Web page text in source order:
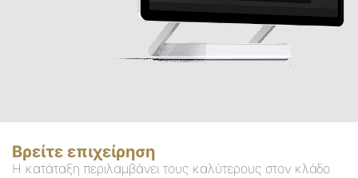
Βρείτε επιχείρηση
Η κατάταξη περιλαμβάνει τους καλύτερους στον κλάδο